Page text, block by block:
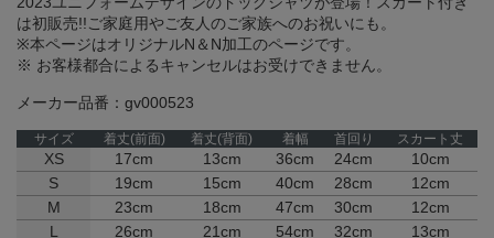
は初販売!!ご家庭用やご友人のご家族へのお祝いにも。
※本ページはオリジナルN＆N加工のページです。
※ お客様都合によるキャンセルはお受けできません。
メーカー品番：gv000523
サイズ 着丈(前面) 着丈(背面) 着幅 首回り スカート丈
XS 17cm 13cm 36cm 24cm
10cm
S
19cm 15cm 40cm 28cm
12cm
M
23cm 18cm 47cm 30cm
12cm
L
26cm 21cm 54cm 32cm 13cm